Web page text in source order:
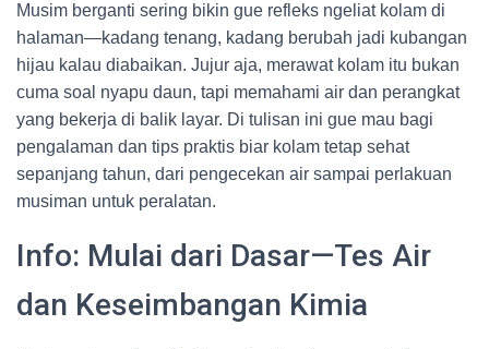
Musim berganti sering bikin gue refleks ngeliat kolam di
halaman—kadang tenang, kadang berubah jadi kubangan
hijau kalau diabaikan. Jujur aja, merawat kolam itu bukan
cuma soal nyapu daun, tapi memahami air dan perangkat
yang bekerja di balik layar. Di tulisan ini gue mau bagi
pengalaman dan tips praktis biar kolam tetap sehat
sepanjang tahun, dari pengecekan air sampai perlakuan
musiman untuk peralatan.
Info: Mulai dari Dasar—Tes Air
dan Keseimbangan Kimia